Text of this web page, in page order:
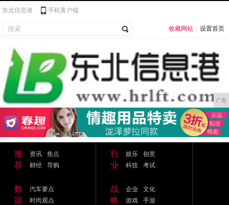
东北信息港 手机客户端
收藏网站 设置首页
广告
推
荐
资讯
焦点
财经
导购
行
业
娱乐
创意
科技
考试
数
据
汽车要点
时尚观点
战
略
企业
文化
游戏
手游